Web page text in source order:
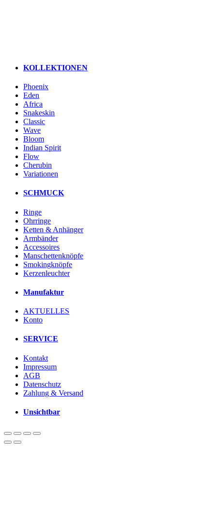
KOLLEKTIONEN
Phoenix
Eden
Africa
Snakeskin
Classic
Wave
Bloom
Indian Spirit
Flow
Cherubin
Variationen
SCHMUCK
Ringe
Ohrringe
Ketten & Anhänger
Armbänder
Accessoires
Manschettenknöpfe
Smokingknöpfe
Kerzenleuchter
Manufaktur
AKTUELLES
Konto
SERVICE
Kontakt
Impressum
AGB
Datenschutz
Zahlung & Versand
Unsichtbar